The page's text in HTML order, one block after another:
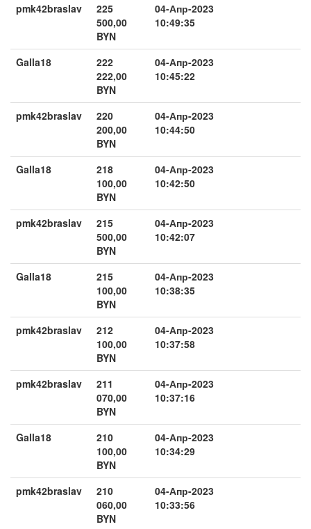
pmk42braslav
225
500,00
BYN
04-Апр-2023
10:49:35
Galla18
222
222,00
BYN
04-Апр-2023
10:45:22
pmk42braslav
220
200,00
BYN
04-Апр-2023
10:44:50
Galla18
218
100,00
BYN
04-Апр-2023
10:42:50
pmk42braslav
215
500,00
BYN
04-Апр-2023
10:42:07
Galla18
215
100,00
BYN
04-Апр-2023
10:38:35
pmk42braslav
212
100,00
BYN
04-Апр-2023
10:37:58
pmk42braslav
211
070,00
BYN
04-Апр-2023
10:37:16
Galla18
210
100,00
BYN
04-Апр-2023
10:34:29
pmk42braslav
210
060,00
BYN
04-Апр-2023
10:33:56